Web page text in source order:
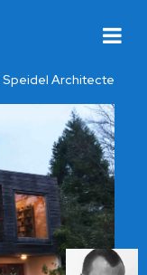
Speidel Architecte